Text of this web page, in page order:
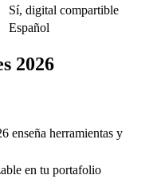
Sí, digital compartible
Español
2026
enseña herramientas y
en tu portafolio